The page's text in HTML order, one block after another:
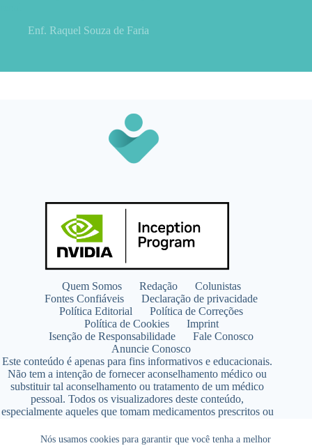
Nós usamos cookies para garantir que você tenha a melhor
Enf. Raquel Souza de Faria
Quem Somos Redação
Colunistas
Fontes Confiáveis
Declaração de privacidade
Política Editorial
Política de Correções
Política de Cookies
Imprint
Isenção de Responsabilidade
Fale Conosco
Anuncie Conosco
Este conteúdo é apenas para fins informativos e educacionais.
Não tem a intenção de fornecer aconselhamento médico ou
substituir tal aconselhamento ou tratamento de um médico
pessoal. Todos os visualizadores deste conteúdo,
especialmente aqueles que tomam medicamentos prescritos ou
qualquer programa de nutrição, suplementação ou estilo de